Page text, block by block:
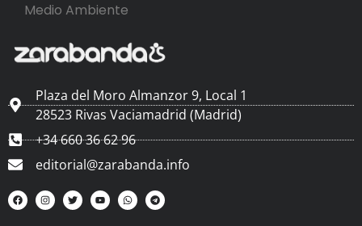
Medio Ambiente
Plaza del Moro Almanzor 9, Local 1
28523 Rivas Vaciamadrid (Madrid)
+34 660 36 62 96
editorial@zarabanda.info